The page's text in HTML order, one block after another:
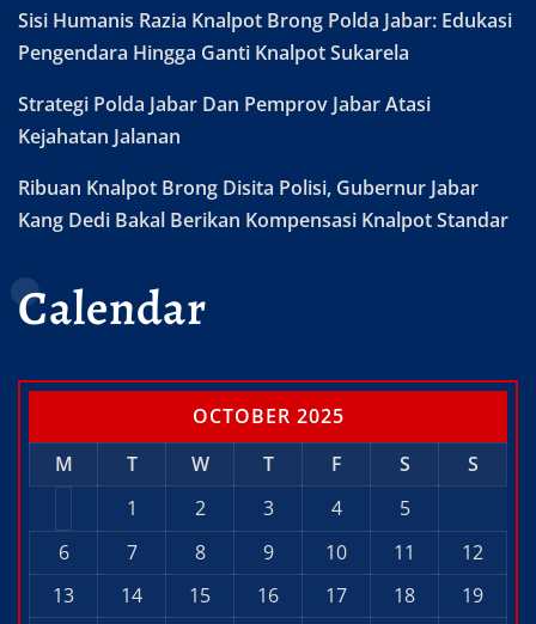
Sisi Humanis Razia Knalpot Brong Polda Jabar: Edukasi
Pengendara Hingga Ganti Knalpot Sukarela
Strategi Polda Jabar Dan Pemprov Jabar Atasi
Kejahatan Jalanan
Ribuan Knalpot Brong Disita Polisi, Gubernur Jabar
Kang Dedi Bakal Berikan Kompensasi Knalpot Standar
Calendar
OCTOBER 2025
M
T W T F S
S
1
2 3 4
5
6
7 8 9 10 11
12
13
14 15 16 17 18 19